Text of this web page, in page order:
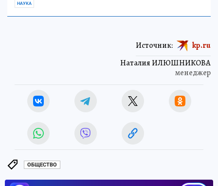
НАУКА
Наталия ИЛЮШНИКОВА
менеджер
Источник: kp.ru
ОБЩЕСТВО